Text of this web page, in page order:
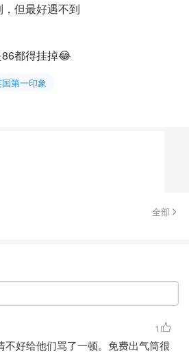
但最好遇不到
都得挂掉😂
第一印象
全部
不好给他们骂了一顿。免费出气筒很
1